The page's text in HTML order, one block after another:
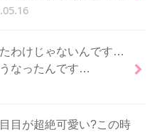
わけじゃないんです…
なったんです…
目が超絶可愛い?この時